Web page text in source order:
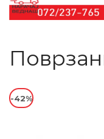
-42%